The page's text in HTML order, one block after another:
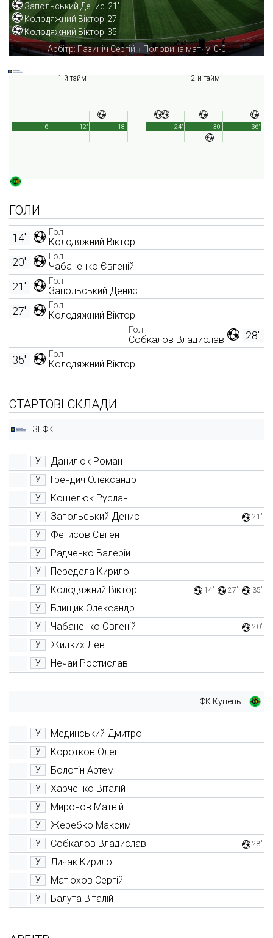
Запольський Денис 21'
Колодяжний Віктор 27'
Колодяжний Віктор 35'
Арбітр: Пазиніч Сергій | Половина матчу: 0-0
1-й тайм
18'
6' 12'
2-й тайм
36'
24' 30'
ГОЛИ
Гол
Колодяжний Віктор
14'
Гол
Чабаненко Євгеній
20'
Гол
Запольський Денис
21'
Гол
Колодяжний Віктор
27'
28'
Гол
Собкалов Владислав
Гол
Колодяжний Віктор
35'
СТАРТОВІ СКЛАДИ
ЗЕФК
У Данилюк Роман
У Грендич Олександр
У Кошелюк Руслан
У Запольський Денис 21'
У Фетисов Євген
У Радченко Валерій
У Передєла Кирило
У Колодяжний Віктор 14' 27' 35'
У Блищик Олександр
У Чабаненко Євгеній 20'
У Жидких Лев
У Нечай Ростислав
ФК Купець
У Мединський Дмитро
У Коротков Олег
У Болотін Артем
У Харченко Віталій
У Миронов Матвій
У Жеребко Максим
У Собкалов Владислав 28'
У Личак Кирило
У Матюхов Сергій
У Балута Віталій